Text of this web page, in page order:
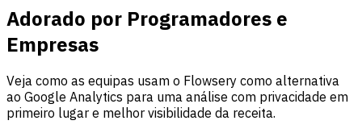
Adorado por Programadores e
Empresas
Veja como as equipas usam o Flowsery como alternativa
ao Google Analytics para uma análise com privacidade em
primeiro lugar e melhor visibilidade da receita.